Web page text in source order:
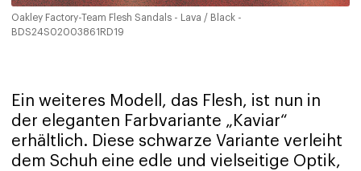
Oakley Factory-Team Flesh Sandals - Lava / Black -
BDS24S02003861RD19
Ein weiteres Modell, das Flesh, ist nun in
der eleganten Farbvariante „Kaviar“
erhältlich. Diese schwarze Variante verleiht
dem Schuh eine edle und vielseitige Optik,